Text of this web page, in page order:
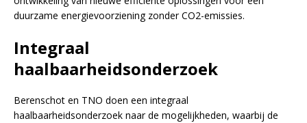
duurzame energievoorziening zonder CO2-emissies.
Integraal
haalbaarheidsonderzoek
Berenschot en TNO doen een integraal
haalbaarheidsonderzoek naar de mogelijkheden, waarbij de